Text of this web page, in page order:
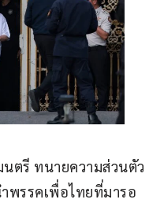
ตรี ทนายความส่วนตัว
พรรคเพื่อไทยที่มารอ